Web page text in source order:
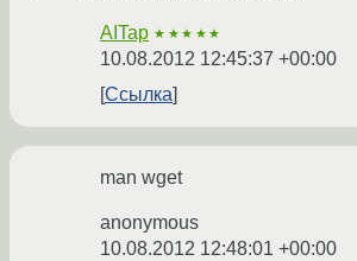
AITap ★★★★★
10.08.2012 12:45:37 +00:00
Ссылка
man wget
anonymous
10.08.2012 12:48:01 +00:00